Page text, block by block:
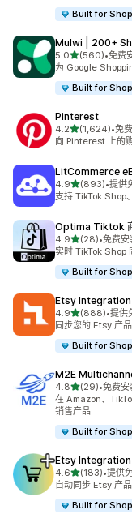
Built for
Mulwi | 200+
5.0星（满分 5 星）
(560)
总共 560 条评论
•免费
为 Google
Built for
Pinterest
4.2星（满分 5 星）
(1,624)
总共 1624 条评论
•免
向 Pinterest 上的
LitCommerce
4.9星（满分 5 星
(893)
总共 893 条评论
•提供
支持 TikTok Shop
Optima Tiktok
4.9星（满分 5 星
(28)
总共 28 条评论
•免费安
实时 TikTok Shop
Built for
Etsy Integration
4.9星（满分 5 星
(888)
总共 888 条评论
•提供
同步您的 Etsy 产
Built for
M2E
4.8星（满分 5 星
(29)
总共 29 条评论
•免费安
在 Amazon、
销售产品
Built for
Etsy
4.6星（满分 5 星
(183)
总共 183 条评论
•提供
自动同步 Etsy 产
Built for